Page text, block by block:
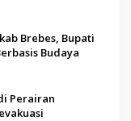
Brebes, Bupati
Budaya
Perairan